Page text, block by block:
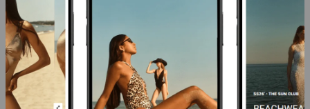
BALENLI DRAPE DETAYLI LIKRALI TÜL
ELBISE KIRMIZI
1.574,99TL 1.259,99TL
-20%
SEPETTE %20 İNDİRİM
YÜKSEK BEL PALAZZO KUMLU KETEN
1.624,99TL
SEPETTE %20 İNDİRİM